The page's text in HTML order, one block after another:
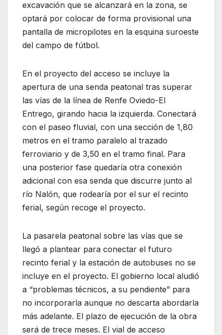
excavación que se alcanzará en la zona, se
optará por colocar de forma provisional una
pantalla de micropilotes en la esquina suroeste
del campo de fútbol.
En el proyecto del acceso se incluye la
apertura de una senda peatonal tras superar
las vías de la línea de Renfe Oviedo-El
Entrego, girando hacia la izquierda. Conectará
con el paseo fluvial, con una sección de 1,80
metros en el tramo paralelo al trazado
ferroviario y de 3,50 en el tramo final. Para
una posterior fase quedaría otra conexión
adicional con esa senda que discurre junto al
río Nalón, que rodearía por el sur el recinto
ferial, según recoge el proyecto.
La pasarela peatonal sobre las vías que se
llegó a plantear para conectar el futuro
recinto ferial y la estación de autobuses no se
incluye en el proyecto. El gobierno local aludió
a “problemas técnicos, a su pendiente” para
no incorporarla aunque no descarta abordarla
más adelante. El plazo de ejecución de la obra
será de trece meses. El vial de acceso